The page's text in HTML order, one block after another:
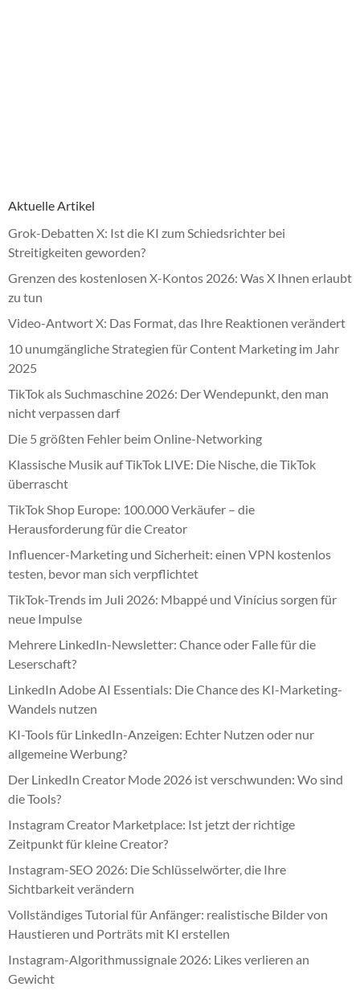
Aktuelle Artikel
Grok-Debatten X: Ist die KI zum Schiedsrichter bei
Streitigkeiten geworden?
Grenzen des kostenlosen X-Kontos 2026: Was X Ihnen erlaubt
zu tun
Video-Antwort X: Das Format, das Ihre Reaktionen verändert
10 unumgängliche Strategien für Content Marketing im Jahr
2025
TikTok als Suchmaschine 2026: Der Wendepunkt, den man
nicht verpassen darf
Die 5 größten Fehler beim Online-Networking
Klassische Musik auf TikTok LIVE: Die Nische, die TikTok
überrascht
TikTok Shop Europe: 100.000 Verkäufer – die
Herausforderung für die Creator
Influencer-Marketing und Sicherheit: einen VPN kostenlos
testen, bevor man sich verpflichtet
TikTok-Trends im Juli 2026: Mbappé und Vinícius sorgen für
neue Impulse
Mehrere LinkedIn-Newsletter: Chance oder Falle für die
Leserschaft?
LinkedIn Adobe AI Essentials: Die Chance des KI-Marketing-
Wandels nutzen
KI-Tools für LinkedIn-Anzeigen: Echter Nutzen oder nur
allgemeine Werbung?
Der LinkedIn Creator Mode 2026 ist verschwunden: Wo sind
die Tools?
Instagram Creator Marketplace: Ist jetzt der richtige
Zeitpunkt für kleine Creator?
Instagram-SEO 2026: Die Schlüsselwörter, die Ihre
Sichtbarkeit verändern
Vollständiges Tutorial für Anfänger: realistische Bilder von
Haustieren und Porträts mit KI erstellen
Instagram-Algorithmussignale 2026: Likes verlieren an
Gewicht